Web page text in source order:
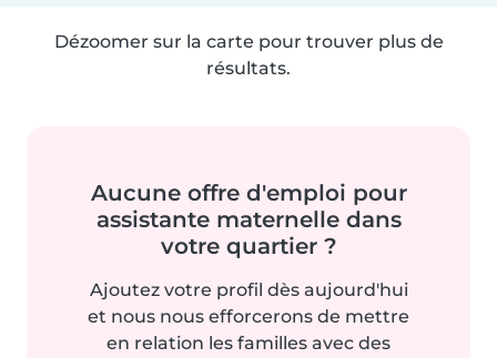
Dézoomer sur la carte pour trouver plus de
résultats.
Aucune offre d'emploi pour
assistante maternelle dans
votre quartier ?
Ajoutez votre profil dès aujourd'hui
et nous nous efforcerons de mettre
en relation les familles avec des